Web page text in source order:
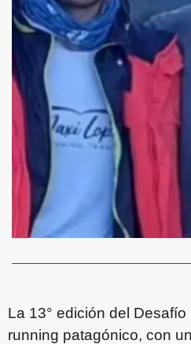
La 13° edición del
running patagónico, con